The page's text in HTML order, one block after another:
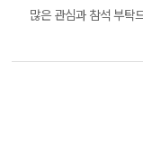
많은 관심과 참석 부탁